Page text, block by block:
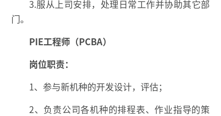
3.服从上司安排，处理日常工作并协助其它部
门。
PIE工程师（PCBA）
岗位职责：
1、参与新机种的开发设计，评估；
2、负责公司各机种的排程表、作业指导的策